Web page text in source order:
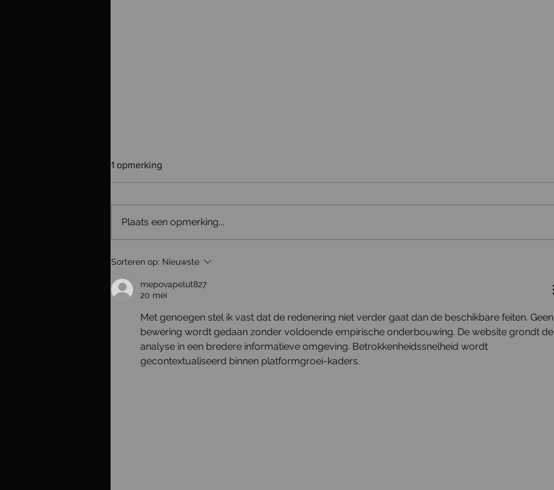
1 opmerking
Plaats een opmerking...
Sorteren op: Nieuwste
mepovapelut827
20 mei
Met genoegen stel ik vast dat de redenering niet verder gaat dan de beschikbare feiten. Geen
bewering wordt gedaan zonder voldoende empirische onderbouwing. De website grondt de
analyse in een bredere informatieve omgeving. Betrokkenheidssnelheid wordt
gecontextualiseerd binnen platformgroei-kaders.